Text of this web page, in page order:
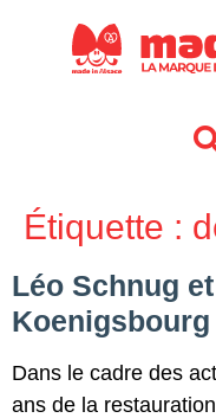
Étiquette :
Léo Schnug
Koenigsbourg
Dans le cadre des
ans de la